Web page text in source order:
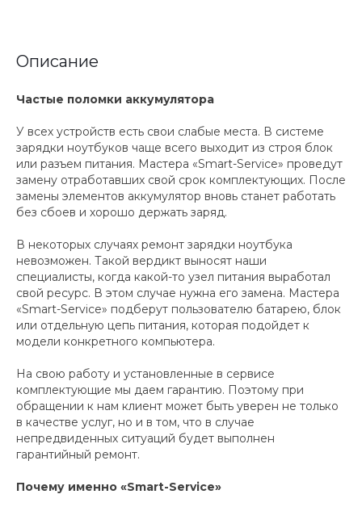
Описание
Частые поломки аккумулятора
У всех устройств есть свои слабые места. В системе
зарядки ноутбуков чаще всего выходит из строя блок
или разъем питания. Мастера «Smart-Service» проведут
замену отработавших свой срок комплектующих. После
замены элементов аккумулятор вновь станет работать
без сбоев и хорошо держать заряд.
В некоторых случаях ремонт зарядки ноутбука
невозможен. Такой вердикт выносят наши
специалисты, когда какой-то узел питания выработал
свой ресурс. В этом случае нужна его замена. Мастера
«Smart-Service» подберут пользователю батарею, блок
или отдельную цепь питания, которая подойдет к
модели конкретного компьютера.
На свою работу и установленные в сервисе
комплектующие мы даем гарантию. Поэтому при
обращении к нам клиент может быть уверен не только
в качестве услуг, но и в том, что в случае
непредвиденных ситуаций будет выполнен
гарантийный ремонт.
Почему именно «Smart-Service»